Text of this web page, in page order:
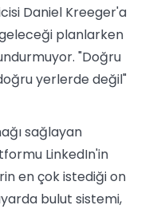
Daniel Kreeger'a
planlarken
"Doğru
yerlerde değil"
sağlayan
LinkedIn'in
en çok istediği on
bulut sistemi,